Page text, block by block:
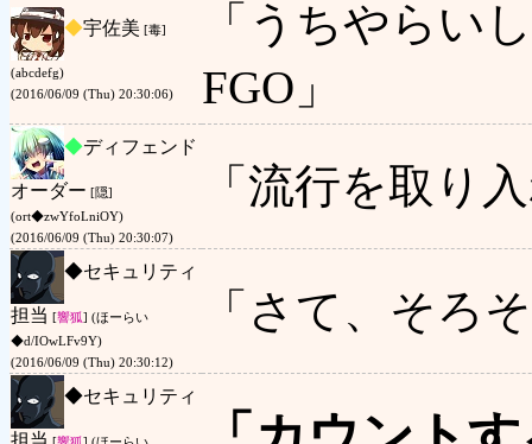
◆宇佐美 [毒]
(abcdefg)
(2016/06/09 (Thu) 20:30:06)
「うちやらい
FGO」
◆ディフェンド
オーダー [隠]
(ort◆zwYfoLniOY)
(2016/06/09 (Thu) 20:30:07)
「流行を取り
◆セキュリティ
担当 [響狐] (ほーらい
◆d/IOwLFv9Y)
(2016/06/09 (Thu) 20:30:12)
「さて、そろ
◆セキュリティ
担当